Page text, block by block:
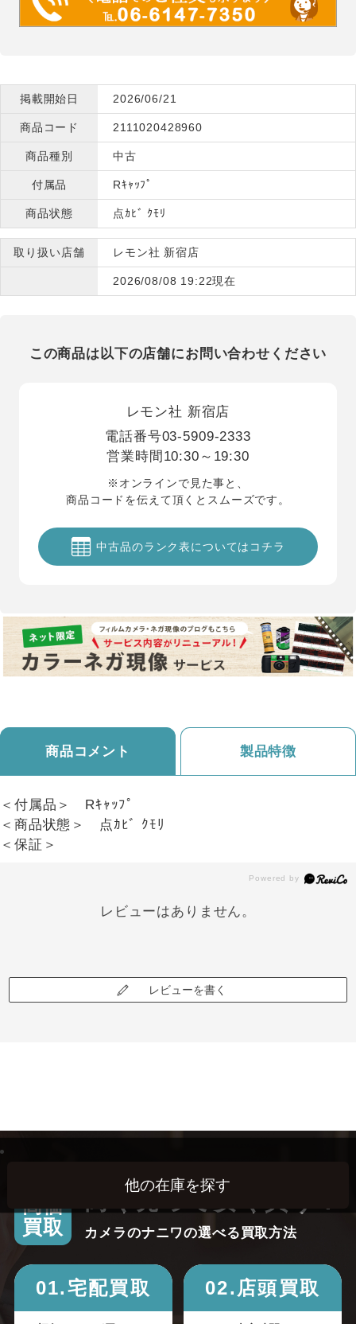
掲載開始日 2026/06/21
商品コード 2111020428960
商品種別 中古
付属品 Rｷｬｯﾌﾟ
商品状態 点ｶﾋﾞ ｸﾓﾘ
取り扱い店舗 レモン社 新宿店
2026/08/08 19:22現在
この商品は以下の店舗にお問い合わせください
レモン社 新宿店
電話番号03-5909-2333
営業時間 10:30～19:30
※オンラインで見た事と、
商品コードを伝えて頂くとスムーズです。
中古品のランク表についてはコチラ
商品コメント 製品特徴
＜付属品＞ Rｷｬｯﾌﾟ
＜商品状態＞ 点ｶﾋﾞ ｸﾓﾘ
＜保証＞
レビューはありません。
レビューを書く
高価
買取
高く売って安く買う！
カメラのナニワの選べる買取方法
01.宅配買取 02.店頭買取